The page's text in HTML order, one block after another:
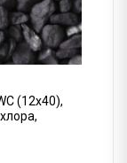
(12x40),